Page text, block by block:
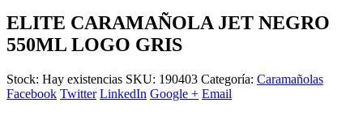
ELITE CARAMAÑOLA JET NEGRO
550ML LOGO GRIS
Stock: Hay existencias SKU: 190403 Categoría: Caramañolas
Facebook Twitter LinkedIn Google + Email